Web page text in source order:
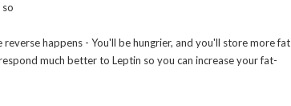
happens - You'll be hungrier, and you'll store more fat
much better to Leptin so you can increase your fat-